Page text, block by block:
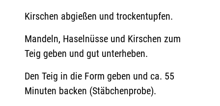
Kirschen abgießen und trockentupfen.
Mandeln, Haselnüsse und Kirschen zum
Teig geben und gut unterheben.
Den Teig in die Form geben und ca. 55
Minuten backen (Stäbchenprobe).